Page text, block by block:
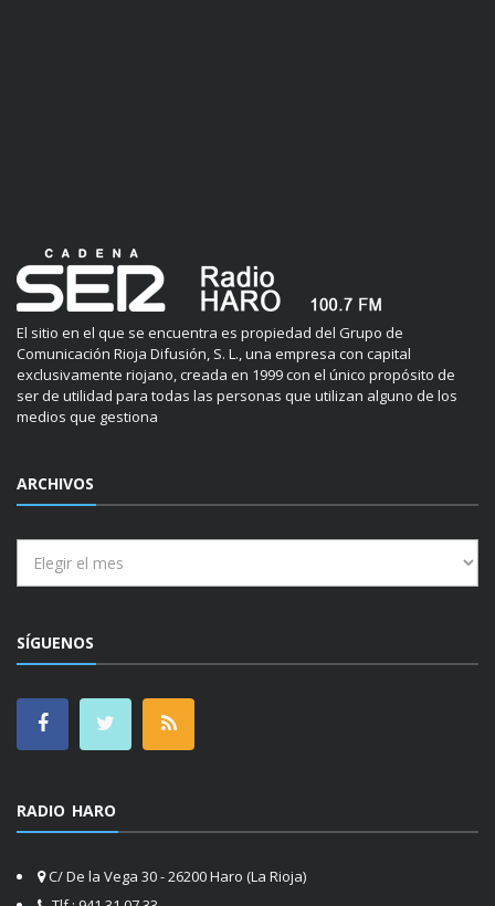
El sitio en el que se encuentra es propiedad del Grupo de
Comunicación Rioja Difusión, S. L., una empresa con capital
exclusivamente riojano, creada en 1999 con el único propósito de
ser de utilidad para todas las personas que utilizan alguno de los
medios que gestiona
ARCHIVOS
SÍGUENOS
RADIO HARO
C/ De la Vega 30 - 26200 Haro (La Rioja)